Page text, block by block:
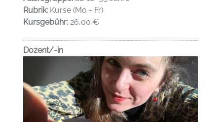
Rubrik: Kurse (Mo - Fr)
Kursgebühr: 26,00 €
Dozent/-in